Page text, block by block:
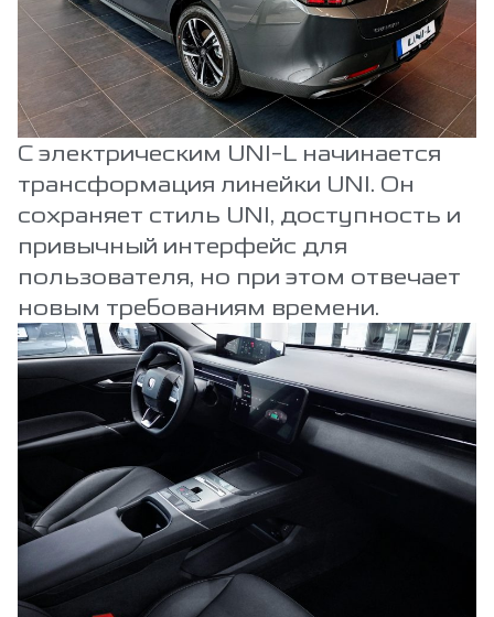
С электрическим UNI-L начинается
трансформация линейки UNI. Он
сохраняет стиль UNI, доступность и
привычный интерфейс для
пользователя, но при этом отвечает
новым требованиям времени.